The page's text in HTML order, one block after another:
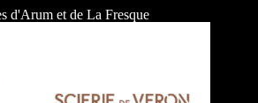
d'Arum et de La Fresque